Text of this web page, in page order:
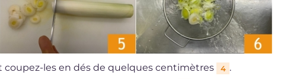
coupez-les en dés de quelques centimètres 4 .